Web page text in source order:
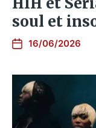
soul et
16/06/2026